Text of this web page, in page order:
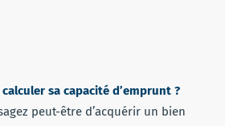
sa capacité d’emprunt ?
peut-être d’acquérir un bien